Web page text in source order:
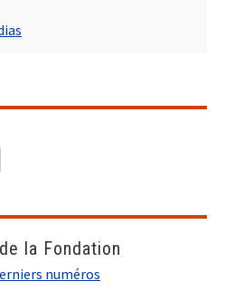
la Fondation
numéros